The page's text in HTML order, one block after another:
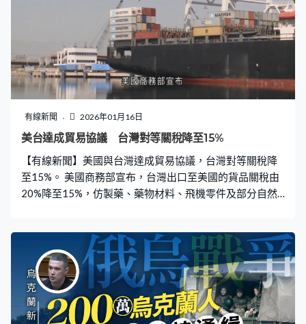
有線新聞 2026年01月16日
美台達成貿易協議 台灣對等關稅降至15%
【有線新聞】美國與台灣達成貿易協議，台灣對等關稅降
至15%。 美國商務部宣布，台灣出口至美國的貨品關稅由
20%降至15%，仿製藥、藥物材料、飛機零件及部分自然
產及創新產能，赴美投資的台灣企業可獲至少2,500億美元
信用擔保，支持在美國建立與擴展完整的半導體供應鏈與
生態系統。